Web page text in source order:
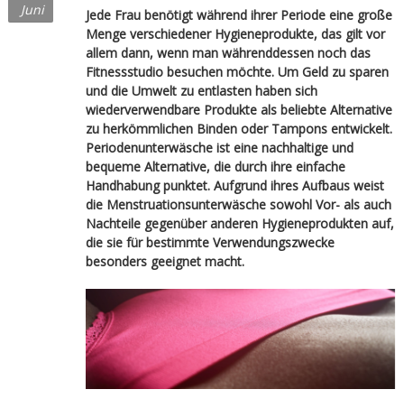
Juni
Jede Frau benötigt während ihrer Periode eine große
Menge verschiedener Hygieneprodukte, das gilt vor
allem dann, wenn man währenddessen noch das
Fitnessstudio besuchen möchte. Um Geld zu sparen
und die Umwelt zu entlasten haben sich
wiederverwendbare Produkte als beliebte Alternative
zu herkömmlichen Binden oder Tampons entwickelt.
Periodenunterwäsche ist eine nachhaltige und
bequeme Alternative, die durch ihre einfache
Handhabung punktet. Aufgrund ihres Aufbaus weist
die Menstruationsunterwäsche sowohl Vor- als auch
Nachteile gegenüber anderen Hygieneprodukten auf,
die sie für bestimmte Verwendungszwecke
besonders geeignet macht.